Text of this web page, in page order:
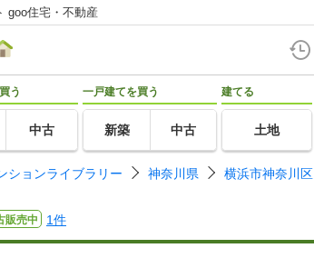
goo住宅・不動産
う
中古
一戸建てを買う
新築 中古
建てる
土地
ションライブラリー 神奈川県 横浜市神奈川区
販売中 1件